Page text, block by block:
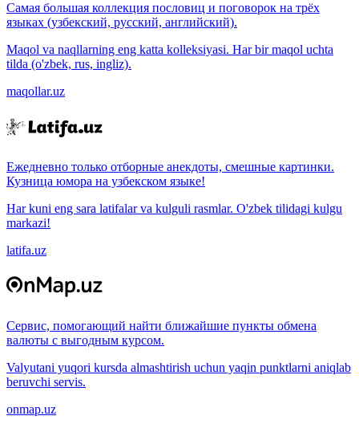
Самая большая коллекция пословиц и поговорок на трёх
языках (узбекский, русский, английский).
Maqol va naqllarning eng katta kolleksiyasi. Har bir maqol uchta
tilda (o'zbek, rus, ingliz).
maqollar.uz
Ежедневно только отборные анекдоты, смешные картинки.
Кузница юмора на узбекском языке!
Har kuni eng sara latifalar va kulguli rasmlar. O'zbek tilidagi kulgu
markazi!
latifa.uz
Сервис, помогающий найти ближайшие пункты обмена
валюты с выгодным курсом.
Valyutani yuqori kursda almashtirish uchun yaqin punktlarni aniqlab
beruvchi servis.
onmap.uz